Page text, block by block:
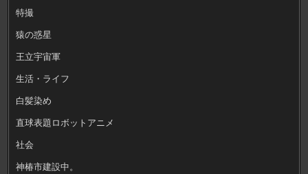
特撮
猿の惑星
王立宇宙軍
生活・ライフ
白髪染め
直球表題ロボットアニメ
社会
神椿市建設中。